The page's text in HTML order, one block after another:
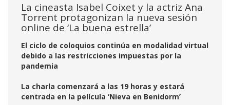
La cineasta Isabel Coixet y la actriz Ana
Torrent protagonizan la nueva sesión
online de ‘La buena estrella’
El ciclo de coloquios continúa en modalidad virtual
debido a las restricciones impuestas por la
pandemia
La charla comenzará a las 19 horas y estará
centrada en la película ‘Nieva en Benidorm’